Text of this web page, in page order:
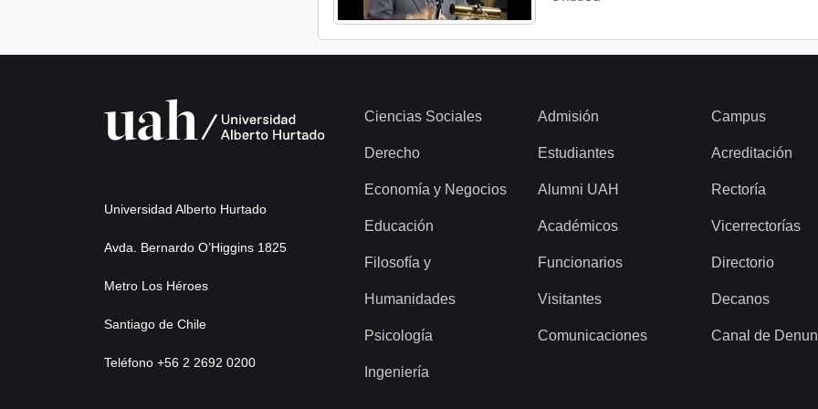
Universidad Alberto Hurtado
Avda. Bernardo O’Higgins 1825
Metro Los Héroes
Santiago de Chile
Teléfono +56 2 2692 0200
Ciencias Sociales
Derecho
Economía y Negocios
Educación
Filosofía y
Humanidades
Psicología
Ingeniería
Admisión
Estudiantes
Alumni UAH
Académicos
Funcionarios
Visitantes
Comunicaciones
Campus
Acreditación
Rectoría
Vicerrectorías
Directorio
Decanos
Canal de